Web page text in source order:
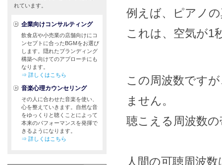
例えば、ピアノ
これは、空気が1
この周波数です
ません。
聴こえる周波数
人間の可聴周波
れています。
企業向けコンサルティング
飲食店や小売業の店舗向けにコ
ンセプトに合ったBGMをお選び
します。隠れたブランディング
構築へ向けてのアプローチにも
なります。
⇒ 詳しくはこちら
音楽心理カウンセリング
その人に合わせた音楽を使い、
心を整えていきます。自然な音
をゆっくりと聴くことによって
本来のパフォーマンスを発揮で
きるようになります。
⇒ 詳しくはこちら